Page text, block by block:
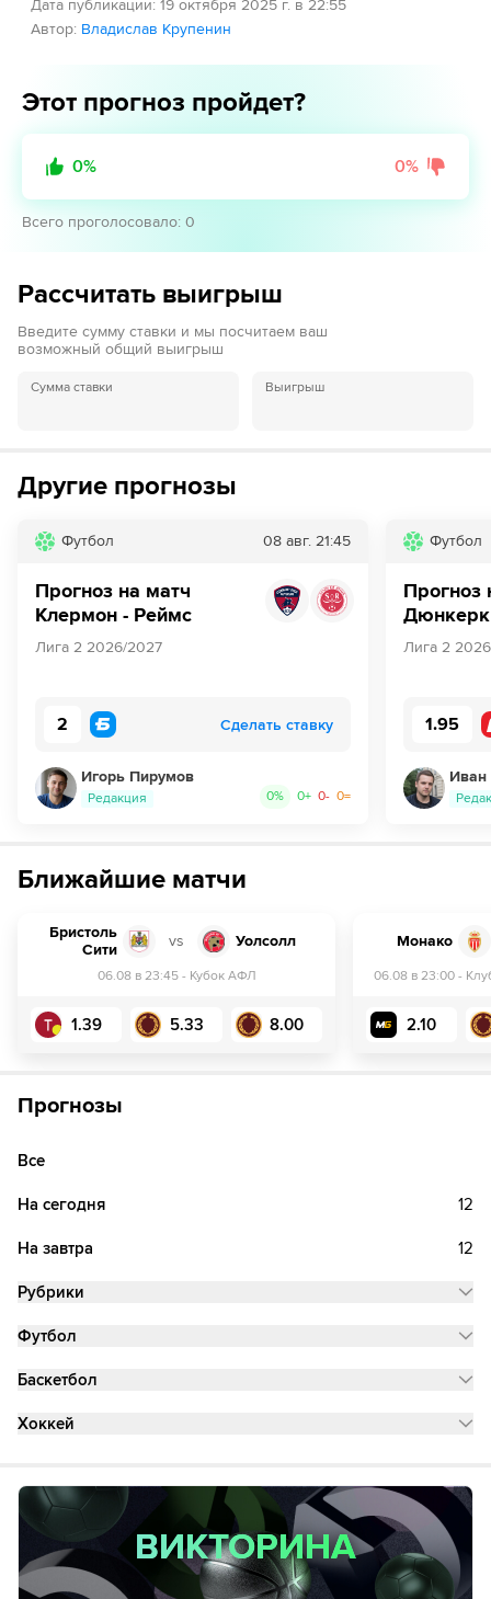
Дата публикации: 19 октября 2025 г. в 22:55
Автор: Владислав Крупенин
Этот прогноз пройдет?
0% 0%
Всего проголосовало: 0
Рассчитать выигрыш
Введите сумму ставки и мы посчитаем ваш
возможный общий выигрыш
Сумма ставки Выигрыш
Другие прогнозы
Футбол 08 авг. 21:45
Прогноз на матч
Клермон - Реймс
Лига 2 2026/2027
2 Сделать ставку
Игорь Пирумов
Редакция 0% 0+ 0- 0=
Футбол
Прогноз
Дюнкерк
Лига 2
1.95
Иван
Ближайшие матчи
Бристоль
Сити
vs Уолсолл
06.08 в 23:45- Кубок АФЛ
1.39 5.33 8.00
Монако
06.08 в 23:00-
2.10
Прогнозы
Все
На сегодня 12
На завтра 12
Рубрики
Футбол
Баскетбол
Хоккей
ВИКТОРИНА
ВИКТОРИНА